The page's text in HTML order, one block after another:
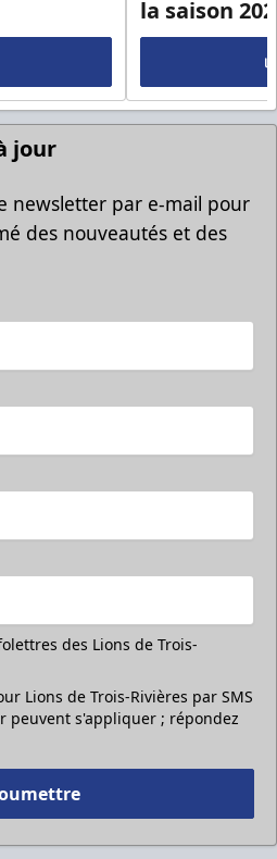
la saison
jour
newsletter par e-mail pour
des nouveautés et des
des Lions de Trois-
Lions de Trois-Rivières par SMS
peuvent s'appliquer ; répondez